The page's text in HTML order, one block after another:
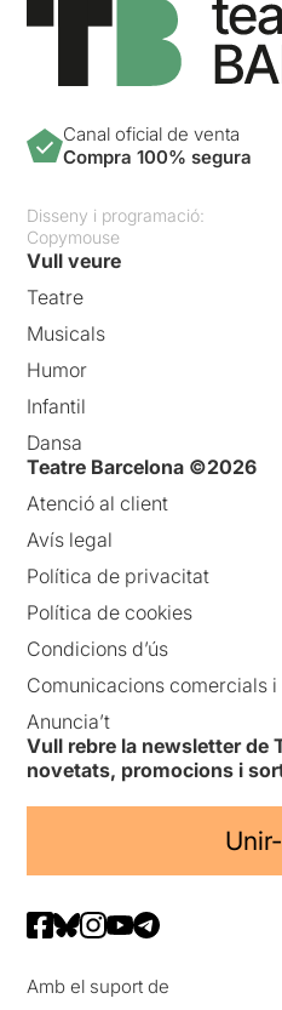
Canal oficial de venta
Compra 100% segura
Disseny i programació:
Copymouse
Vull veure
Teatre
Musicals
Humor
Infantil
Dansa
Teatre Barcelona ©2026
Atenció al client
Avís legal
Política de privacitat
Política de cookies
Condicions d’ús
Comunicacions comercials
Anuncia’t
Vull rebre la newsletter de
novetats, promocions i
Amb el suport de